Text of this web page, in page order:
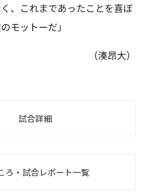
、これまであったことを喜ぼ
モットーだ」
（湊昂大）
試合詳細
ろ・試合レポート一覧